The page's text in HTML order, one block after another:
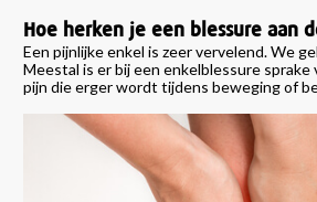
Hoe herken je een blessure aan
Een pijnlijke enkel is zeer vervelend. We
Meestal is er bij een enkelblessure
pijn die erger wordt tijdens beweging of